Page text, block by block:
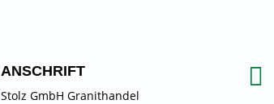
ANSCHRIFT
Stolz GmbH Granithandel
